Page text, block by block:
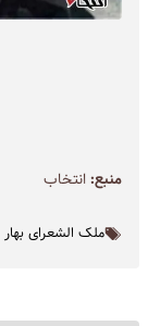
منبع:انتخاب
ملک الشعرای بهار